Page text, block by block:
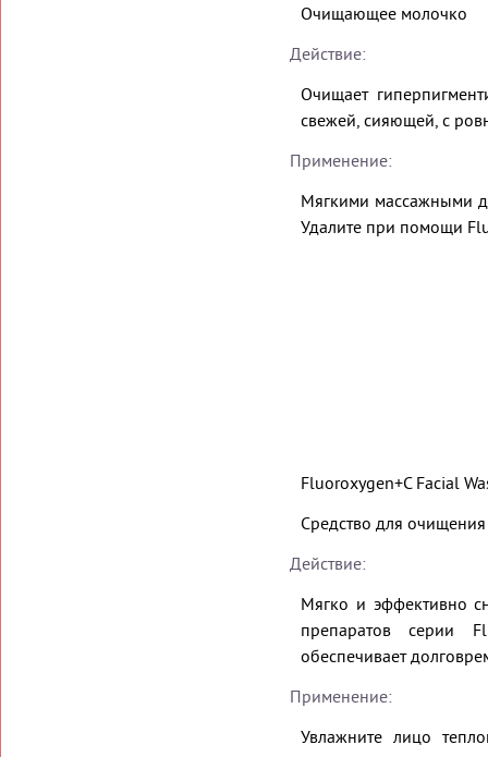
Очищающее молочко
Действие:
Очищает
свежей, сияющей, с
Применение:
Мягкими массажными
Удалите при помощи
Fluoroxygen+C Facial
Средство для
Действие:
Мягко и эффективно
препаратов серии
обеспечивает
Применение:
Увлажните лицо